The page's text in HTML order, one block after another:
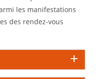
les manifestations
des rendez-vous